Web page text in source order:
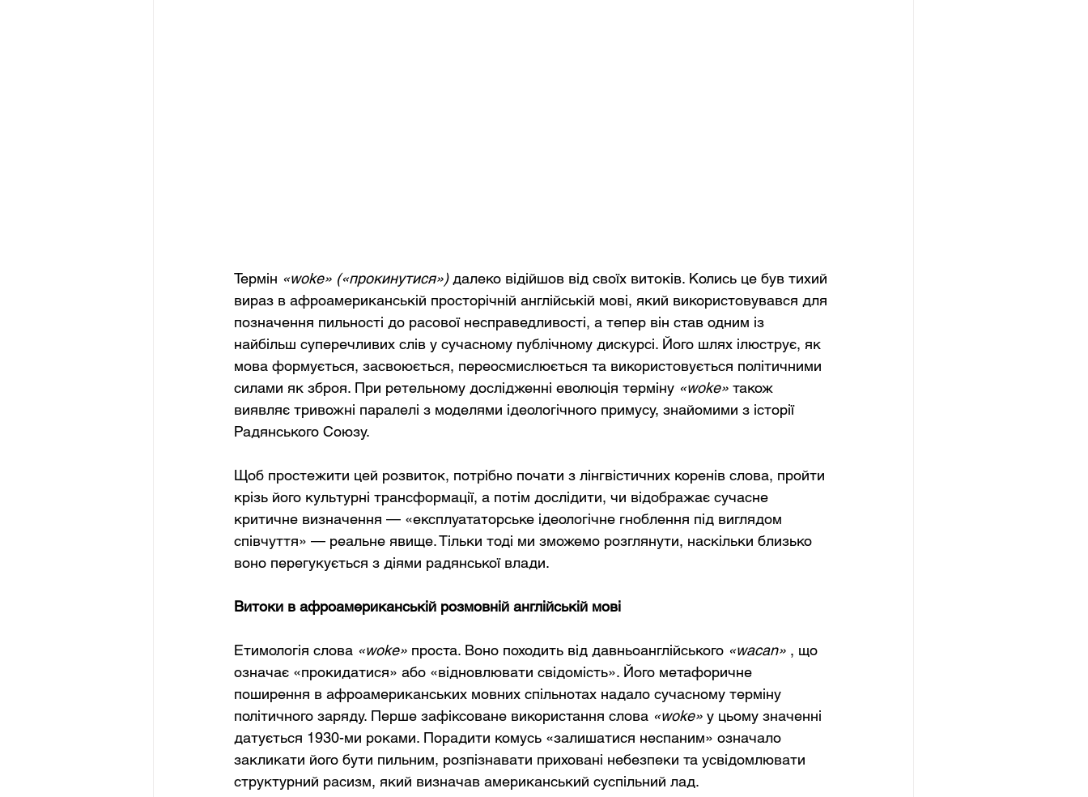
Термін «woke» («прокинутися») далеко відійшов від своїх витоків. Колись це був тихий
вираз в афроамериканській просторічній англійській мові, який використовувався для
позначення пильності до расової несправедливості, а тепер він став одним із
найбільш суперечливих слів у сучасному публічному дискурсі. Його шлях ілюструє, як
мова формується, засвоюється, переосмислюється та використовується політичними
силами як зброя. При ретельному дослідженні еволюція терміну «woke» також
виявляє тривожні паралелі з моделями ідеологічного примусу, знайомими з історії
Радянського Союзу.
Щоб простежити цей розвиток, потрібно почати з лінгвістичних коренів слова, пройти
крізь його культурні трансформації, а потім дослідити, чи відображає сучасне
критичне визначення — «експлуататорське ідеологічне гноблення під виглядом
співчуття» — реальне явище. Тільки тоді ми зможемо розглянути, наскільки близько
воно перегукується з діями радянської влади.
Витоки в афроамериканській розмовній англійській мові
Етимологія слова «woke» проста. Воно походить від давньоанглійського «wacan» , що
означає «прокидатися» або «відновлювати свідомість». Його метафоричне
поширення в афроамериканських мовних спільнотах надало сучасному терміну
політичного заряду. Перше зафіксоване використання слова «woke» у цьому значенні
датується 1930-ми роками. Порадити комусь «залишатися неспаним» означало
закликати його бути пильним, розпізнавати приховані небезпеки та усвідомлювати
структурний расизм, який визначав американський суспільний лад.